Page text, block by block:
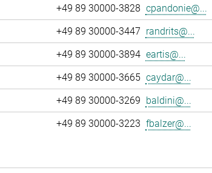
+49 89 30000-3828 cpandonie@...
+49 89 30000-3447 randrits@...
+49 89 30000-3894 eartis@...
+49 89 30000-3665 caydar@...
+49 89 30000-3269 baldini@...
+49 89 30000-3223 fbalzer@...